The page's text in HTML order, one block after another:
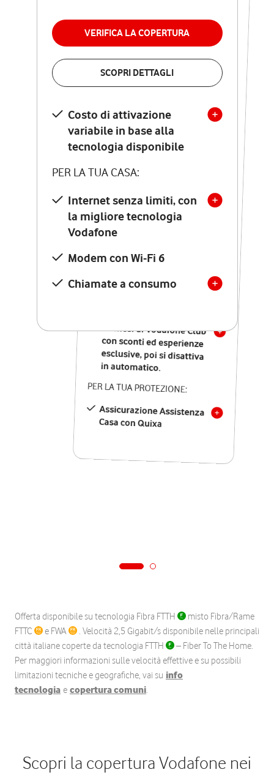
VERIFICA LA COPERTURA
SCOPRI DETTAGLI
Costo di attivazione
variabile in base alla
tecnologia disponibile
PER LA TUA CASA:
Internet senza limiti, con
la migliore tecnologia
Vodafone
Modem con Wi-Fi 6
Chiamate a consumo
permanenza
VERIFICA LA COPERTURA
Costo di attivazione
variabile in base alla
tecnologia disponibile
PER LA TUA CASA:
Internet senza limiti, con
la migliore tecnologia
Vodafone
Modem Seven con Wi-Fi 7
Chiamate illimitate verso
numeri fissi e mobili
nazionali
12 mesi di Vodafone Club
con sconti ed esperienze
esclusive, poi si disattiva
in automatico.
PER LA TUA PROTEZIONE:
Assicurazione Assistenza
Casa con Quixa
Offerta disponibile su tecnologia Fibra FTTH
misto Fibra/Rame
FTTC
e FWA
. Velocità 2,5 Gigabit/s disponibile nelle principali
città italiane coperte da tecnologia FTTH
– Fiber To The Home.
Per maggiori informazioni sulle velocità effettive e su possibili
limitazioni tecniche e geografiche, vai su info
tecnologia e copertura comuni.
Scopri la copertura Vodafone nei